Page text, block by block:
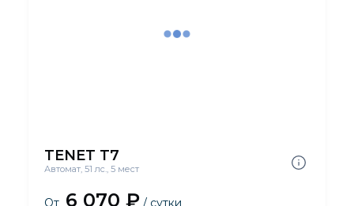
TENET T7
Автомат, 51 лс., 5 мест
От 6 070 ₽ / сутки